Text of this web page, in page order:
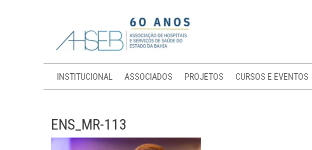
INSTITUCIONAL ASSOCIADOS PROJETOS CURSOS E EVENTOS
ENS_MR-113